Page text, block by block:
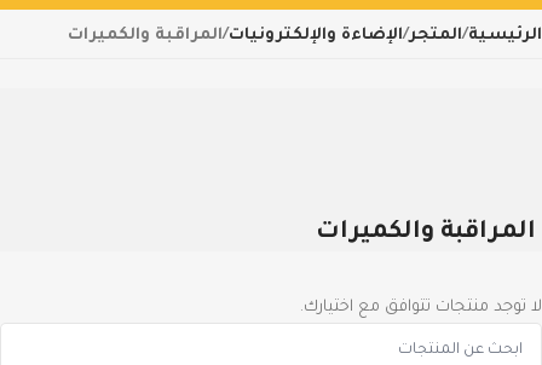
الرئيسية المتجر الإضاءة والإلكترونيات المراقبة والكميرات
المراقبة والكميرات
لا توجد منتجات تتوافق مع اختيارك.